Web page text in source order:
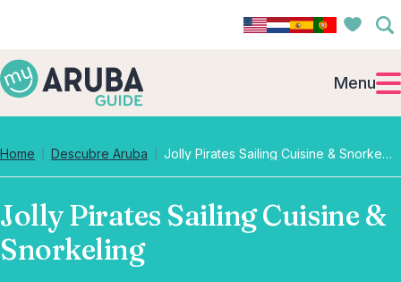
Menu
Home Descubre Aruba Jolly Pirates Sailing Cuisine & Snorkeling
Jolly Pirates Sailing Cuisine &
Snorkeling